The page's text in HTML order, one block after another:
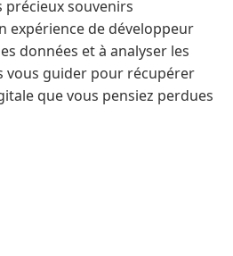
précieux souvenirs
expérience de développeur
données et à analyser les
vous guider pour récupérer
que vous pensiez perdues